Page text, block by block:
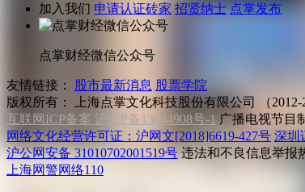
加入我们 申请认证砖家 招贤纳士 点掌发布
点掌财经微信公众号
友情链接： 股市最新消息 股票学院
版权所有：
上海点掌文化科技股份有限公司 （2012-
互联网ICP备案 沪ICP备13044908号-1 广播电视节目
网络文化经营许可证：沪网文[2018]6619-427号 深圳
沪公网安备 31010702001519号 违法和不良信息举报
上海网警网络110